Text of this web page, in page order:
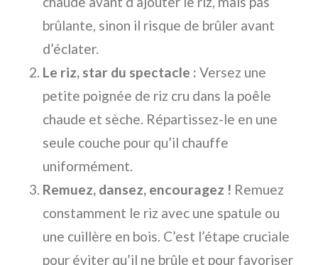
brûlante, sinon il risque de brûler avant
d’éclater.
Le riz, star du spectacle : Versez une
petite poignée de riz cru dans la poêle
chaude et sèche. Répartissez-le en une
seule couche pour qu’il chauffe
uniformément.
Remuez, dansez, encouragez ! Remuez
constamment le riz avec une spatule ou
une cuillère en bois. C’est l’étape cruciale
pour éviter qu’il ne brûle et pour favoriser